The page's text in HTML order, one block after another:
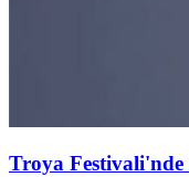
Troya Festivali'nde